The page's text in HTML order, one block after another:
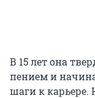
В 15 лет она
пением и
шаги к карьере.